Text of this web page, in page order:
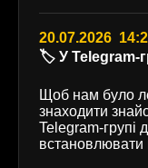
20.07.2026
🏷️ У Telegram-
Щоб нам було
знаходити
Telegram-групі
встановлювати